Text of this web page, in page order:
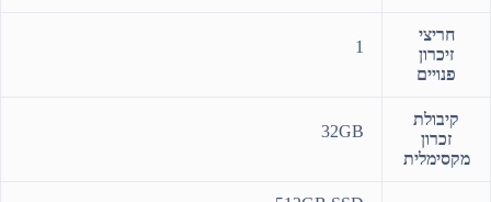
חריצי
זיכרון
פנויים
1
קיבולת
זכרון
מקסימלית
32GB